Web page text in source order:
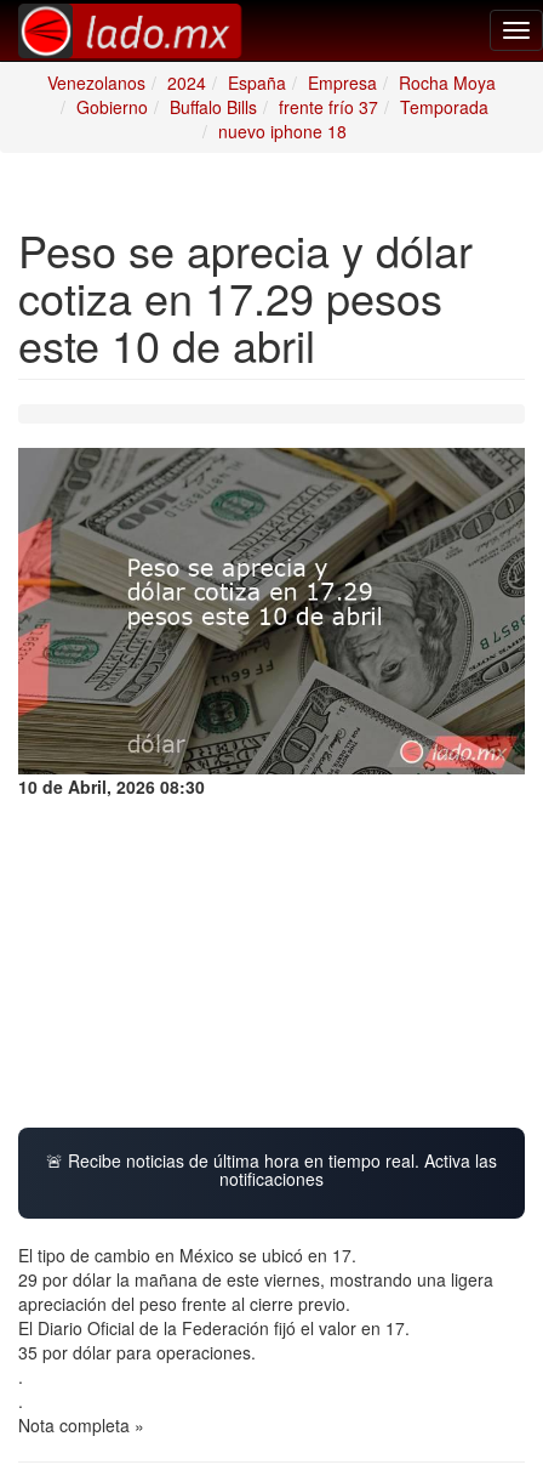
Venezolanos
2024 España Empresa
Rocha Moya
Gobierno
Buffalo Bills frente frío 37
Temporada
nuevo iphone 18
Peso se aprecia y dólar
cotiza en 17.29 pesos
este 10 de abril
10 de Abril, 2026 08:30
🚨 Recibe noticias de última hora en tiempo real. Activa las
notificaciones
El tipo de cambio en México se ubicó en 17.
29 por dólar la mañana de este viernes, mostrando una ligera
apreciación del peso frente al cierre previo.
El Diario Oficial de la Federación fijó el valor en 17.
35 por dólar para operaciones.
.
.
Nota completa »